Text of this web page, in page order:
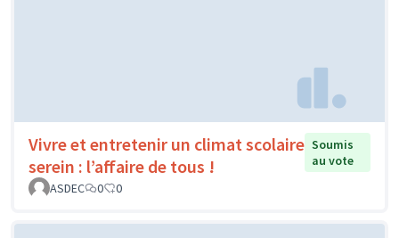
Vivre et entretenir un climat scolaire
serein : l’affaire de tous !
Soumis
au vote
ASDEC
0 0